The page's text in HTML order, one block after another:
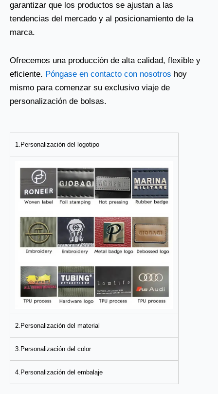
garantizar que los productos se ajustan a las
tendencias del mercado y al posicionamiento de la
marca.
Ofrecemos una producción de alta calidad, flexible y
eficiente. Póngase en contacto con nosotros hoy
mismo para comenzar su exclusivo viaje de
personalización de bolsas.
1.Personalización del logotipo
2.Personalización del material
3.Personalización del color
4.Personalización del embalaje